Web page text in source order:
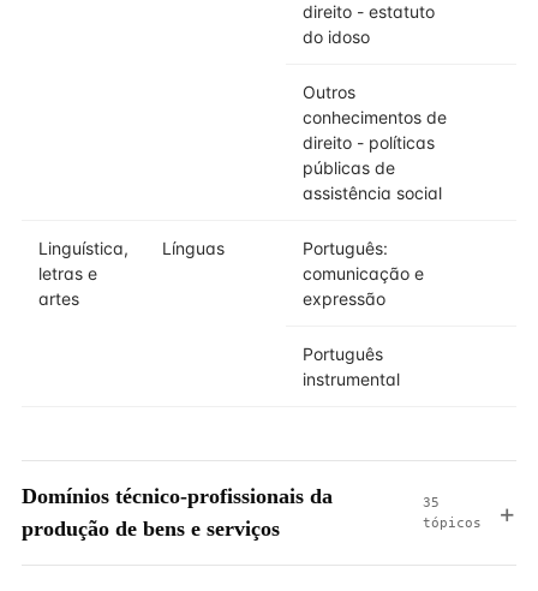
direito - estatuto
do idoso
Outros
conhecimentos de
direito - políticas
públicas de
assistência social
Linguística,
letras e
artes
Línguas
Português:
comunicação e
expressão
Português
instrumental
Domínios técnico-profissionais da
produção de bens e serviços
35
tópicos